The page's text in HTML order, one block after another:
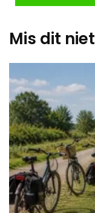
Mis dit niet